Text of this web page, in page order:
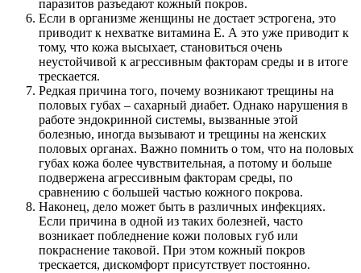
паразитов разъедают кожный покров.
Если в организме женщины не достает эстрогена, это
приводит к нехватке витамина E. А это уже приводит к
тому, что кожа высыхает, становиться очень
неустойчивой к агрессивным факторам среды и в итоге
трескается.
Редкая причина того, почему возникают трещины на
половых губах – сахарный диабет. Однако нарушения в
работе эндокринной системы, вызванные этой
болезнью, иногда вызывают и трещины на женских
половых органах. Важно помнить о том, что на половых
губах кожа более чувствительная, а потому и больше
подвержена агрессивным факторам среды, по
сравнению с большей частью кожного покрова.
Наконец, дело может быть в различных инфекциях.
Если причина в одной из таких болезней, часто
возникает побледнение кожи половых губ или
покраснение таковой. При этом кожный покров
трескается, дискомфорт присутствует постоянно.